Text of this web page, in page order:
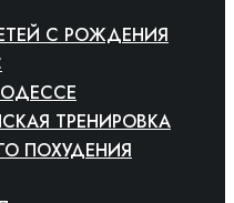
С РОЖДЕНИЯ
ТРЕНИРОВКА
ПОХУДЕНИЯ